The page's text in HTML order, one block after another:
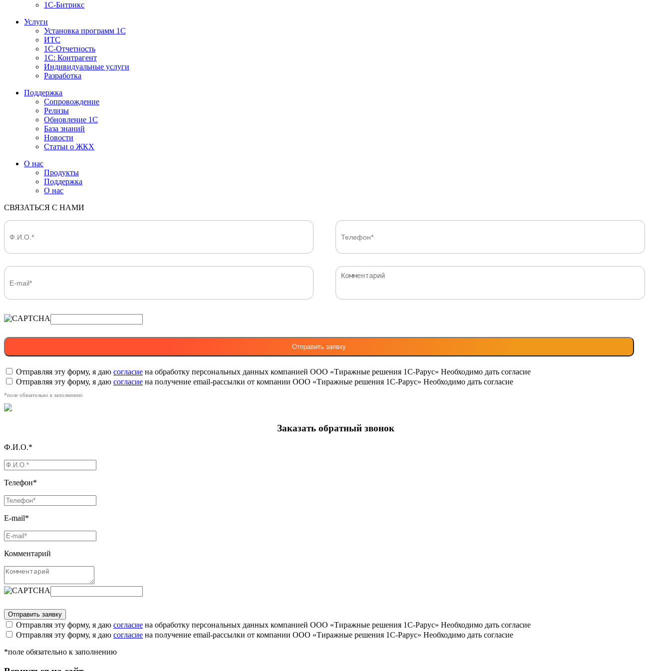
1С-Битрикс
Услуги
Установка программ 1С
ИТС
1С-Отчетность
1С: Контрагент
Индивидуальные услуги
Разработка
Поддержка
Сопровождение
Релизы
Обновление 1С
База знаний
Новости
Статьи о ЖКХ
О нас
Продукты
Поддержка
О нас
СВЯЗАТЬСЯ С НАМИ
Отправляя эту форму, я даю согласие на обработку персональных данных компанией ООО «Тиражные решения 1С-Рарус» Необходимо дать согласие
Отправляя эту форму, я даю согласие на получение email-рассылки от компании ООО «Тиражные решения 1С-Рарус» Необходимо дать согласие
*поле обязательно к заполнению
Заказать обратный звонок
Ф.И.О.*
Телефон*
E-mail*
Комментарий
Отправляя эту форму, я даю согласие на обработку персональных данных компанией ООО «Тиражные решения 1С-Рарус» Необходимо дать согласие
Отправляя эту форму, я даю согласие на получение email-рассылки от компании ООО «Тиражные решения 1С-Рарус» Необходимо дать согласие
*поле обязательно к заполнению